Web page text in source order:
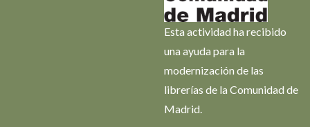
Esta actividad ha recibido
una ayuda para la
modernización de las
librerías de la Comunidad de
Madrid.